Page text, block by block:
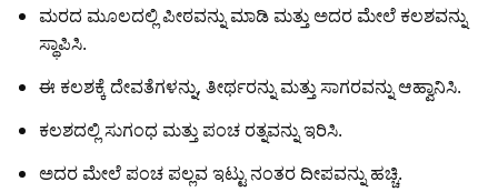
ಮರದ ಮೂಲದಲ್ಲಿ ಪೀಠವನ್ನು ಮಾಡಿ ಮತ್ತು ಅದರ ಮೇಲೆ ಕಲಶವನ್ನು
ಸ್ಥಾಪಿಸಿ.
ಈ ಕಲಶಕ್ಕೆ ದೇವತೆಗಳನ್ನು, ತೀರ್ಥರನ್ನು ಮತ್ತು ಸಾಗರವನ್ನು ಆಹ್ವಾನಿಸಿ.
ಕಲಶದಲ್ಲಿ ಸುಗಂಧ ಮತ್ತು ಪಂಚ ರತ್ನವನ್ನು ಇರಿಸಿ.
ಅದರ ಮೇಲೆ ಪಂಚ ಪಲ್ಲವ ಇಟ್ಟು ನಂತರ ದೀಪವನ್ನು ಹಚ್ಚಿ.